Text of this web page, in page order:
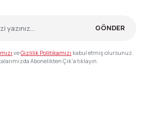
GÖNDER
veGizlilik Politikamızı kabul etmiş olursunuz.
Abonelikten Çık'a tıklayın.